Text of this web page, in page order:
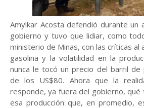
Amylkar Acosta defendió durante un
gobierno y tuvo que lidiar, como
ministerio de Minas, con las críticas al
gasolina y la volatilidad en la
nunca le tocó un precio del barril
de los US$80. Ahora que la
responde, ya fuera del gobierno,
esa producción que, en promedio,